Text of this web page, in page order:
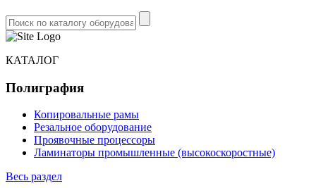
КАТАЛОГ
Полиграфия
Копировальные рамы
Резальное оборудование
Проявочные процессоры
Ламинаторы промышленные (высокоскоростные)
Весь раздел